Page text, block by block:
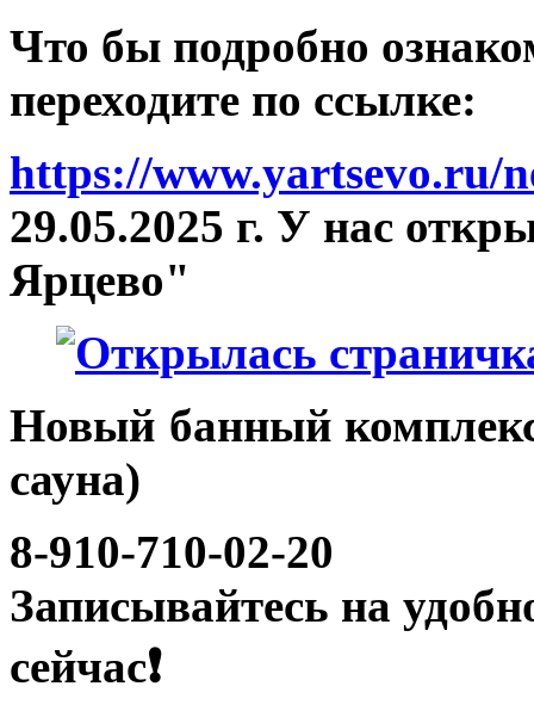
Что бы подробно
переходите по ссылке:
https://www.yartsevo.ru/
29.05.2025 г. У нас
Ярцево"
Новый банный
сауна)
8-910-710-02-20
Записывайтесь на
сейчас❗️